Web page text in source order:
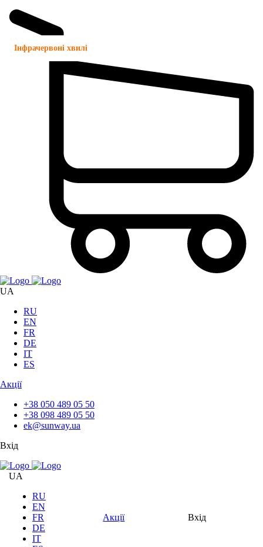
UA
RU
EN
FR
DE
IT
ES
Акції
+38 050 489 05 50
+38 098 489 05 50
ek@sunway.ua
Вхід
UA
RU
EN
FR
DE
IT
Акції Вхід
Інфрачервоні хвилі